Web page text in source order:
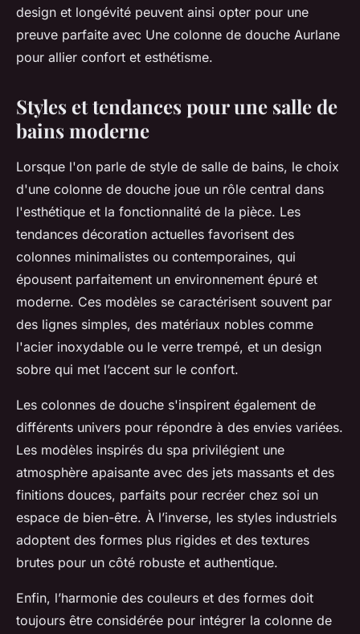
design et longévité peuvent ainsi opter pour une
preuve parfaite avec Une colonne de douche Aurlane
pour allier confort et esthétisme.
Styles et tendances pour une salle de
bains moderne
Lorsque l'on parle de style de salle de bains, le choix
d'une colonne de douche joue un rôle central dans
l'esthétique et la fonctionnalité de la pièce. Les
tendances décoration actuelles favorisent des
colonnes minimalistes ou contemporaines, qui
épousent parfaitement un environnement épuré et
moderne. Ces modèles se caractérisent souvent par
des lignes simples, des matériaux nobles comme
l'acier inoxydable ou le verre trempé, et un design
sobre qui met l’accent sur le confort.
Les colonnes de douche s'inspirent également de
différents univers pour répondre à des envies variées.
Les modèles inspirés du spa privilégient une
atmosphère apaisante avec des jets massants et des
finitions douces, parfaits pour recréer chez soi un
espace de bien-être. À l’inverse, les styles industriels
adoptent des formes plus rigides et des textures
brutes pour un côté robuste et authentique.
Enfin, l’harmonie des couleurs et des formes doit
toujours être considérée pour intégrer la colonne de